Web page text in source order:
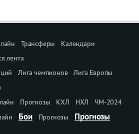
Трансферы
Календари
лента
Лига чемпионов
Лига Европы
Прогнозы КХЛ НХЛ ЧМ-2024
Бои Прогнозы
Прогнозы